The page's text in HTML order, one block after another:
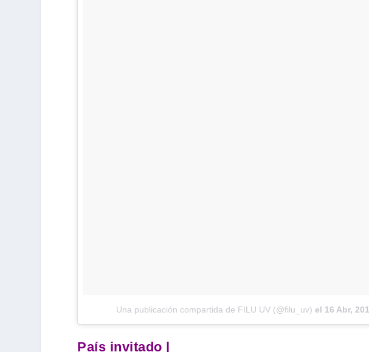
Una publicación compartida de FILU UV (@filu_uv) el 16 Abr,
País invitado |